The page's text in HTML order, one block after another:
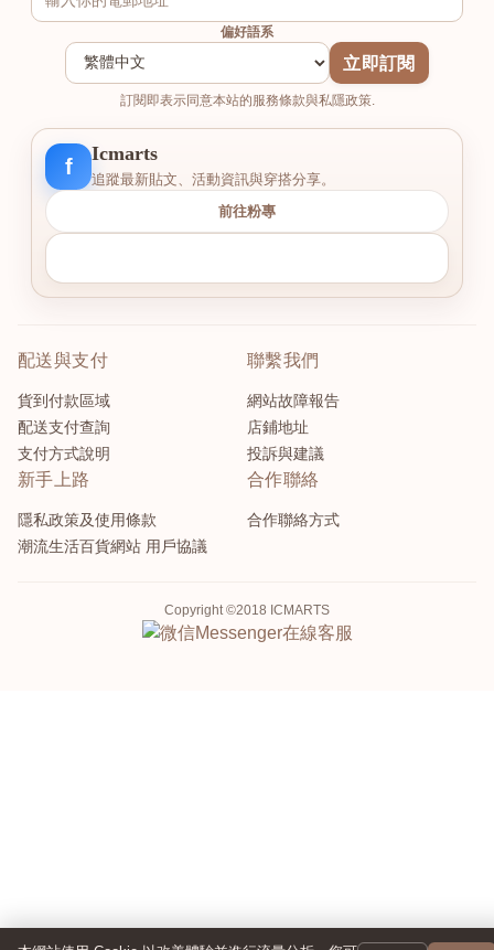
偏好語系
立即訂閱
訂閱即表示同意本站的服務條款與私隱政策.
f
Icmarts
追蹤最新貼文、活動資訊與穿搭分享。
前往粉專
配送與支付
貨到付款區域
配送支付查詢
支付方式說明
聯繫我們
網站故障報告
店鋪地址
投訴與建議
新手上路
隱私政策及使用條款
潮流生活百貨網站 用戶協議
合作聯絡
合作聯絡方式
Copyright ©2018 ICMARTS
Messenger在線客服